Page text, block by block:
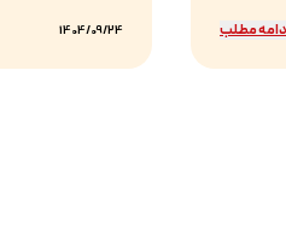
مطلب 1404/09/24